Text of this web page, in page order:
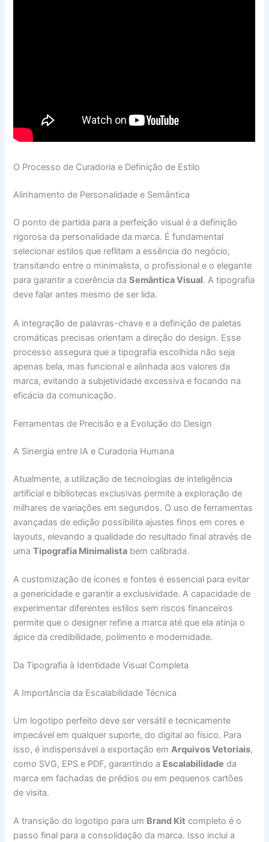
O Processo de Curadoria e Definição de Estilo
Alinhamento de Personalidade e Semântica
O ponto de partida para a perfeição visual é a definição
rigorosa da personalidade da marca. É fundamental
selecionar estilos que reflitam a essência do negócio,
transitando entre o minimalista, o profissional e o elegante
para garantir a coerência daSemântica Visual. A tipografia
deve falar antes mesmo de ser lida.
A integração de palavras-chave e a definição de paletas
cromáticas precisas orientam a direção do design. Esse
processo assegura que a tipografia escolhida não seja
apenas bela, mas funcional e alinhada aos valores da
marca, evitando a subjetividade excessiva e focando na
eficácia da comunicação.
Ferramentas de Precisão e a Evolução do Design
A Sinergia entre IA e Curadoria Humana
Atualmente, a utilização de tecnologias de inteligência
artificial e bibliotecas exclusivas permite a exploração de
milhares de variações em segundos. O uso de ferramentas
avançadas de edição possibilita ajustes finos em cores e
layouts, elevando a qualidade do resultado final através de
umaTipografia Minimalista bem calibrada.
A customização de ícones e fontes é essencial para evitar
a genericidade e garantir a exclusividade. A capacidade de
experimentar diferentes estilos sem riscos financeiros
permite que o designer refine a marca até que ela atinja o
ápice da credibilidade, polimento e modernidade.
Da Tipografia à Identidade Visual Completa
A Importância da Escalabilidade Técnica
Um logotipo perfeito deve ser versátil e tecnicamente
impecável em qualquer suporte, do digital ao físico. Para
isso, é indispensável a exportação emArquivos Vetoriais,
como SVG, EPS e PDF, garantindo a Escalabilidade da
marca em fachadas de prédios ou em pequenos cartões
de visita.
A transição do logotipo para um Brand Kit completo é o
passo final para a consolidação da marca. Isso inclui a